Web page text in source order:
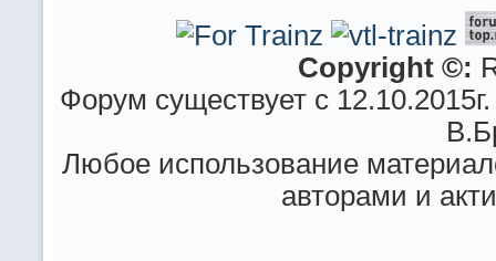
Copyright ©:
Форум существует с
Любое использование
авторами и